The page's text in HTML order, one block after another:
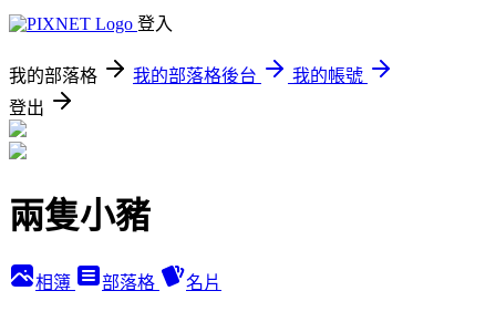
登入
我的部落格 我的部落格後台
我的帳號
登出
兩隻小豬
相簿 部落格 名片